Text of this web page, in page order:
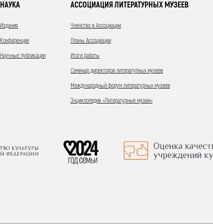
НАУКА
Издания
Конференции
Научные публикации
АССОЦИАЦИЯ ЛИТЕРАТУРНЫХ МУЗЕЕВ
Членство в Ассоциации
Планы Ассоциации
Итоги работы
Семинар директоров литературных музеев
Международный форум литературных музеев
Энциклопедия «Литературные музеи»